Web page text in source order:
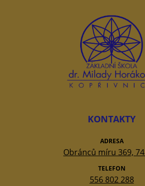
KONTAKTY
ADRESA
Obránců míru 369,
TELEFON
556 802 288